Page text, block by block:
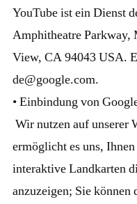
YouTube ist ein Dienst
Amphitheatre Parkway,
View, CA 94043 USA.
de@google.com.
• Einbindung von
Wir nutzen auf unserer
ermöglicht es uns, Ihnen
interaktive Landkarten
anzuzeigen; Sie können